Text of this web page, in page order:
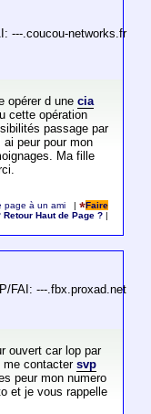
---.coucou-networks.fr
opérer d une cia
cette opération
passage par
peur pour mon
Ma fille
page à un ami |
Faire
Retour Haut de Page ?
FAI: ---.fbx.proxad.net
ouvert car lop par
contacter svp
peur mon numero
et je vous rappelle